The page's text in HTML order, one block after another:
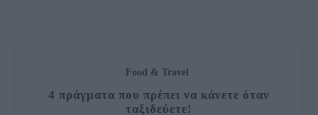
Food & Travel
4 πράγματα που πρέπει να κάνετε όταν
ταξιδεύετε!